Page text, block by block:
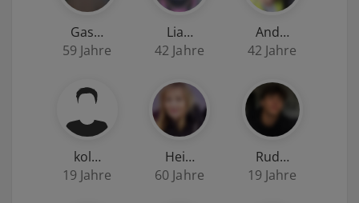
Gas…
59 Jahre
Lia…
42 Jahre
And…
42 Jahre
kol…
19 Jahre
Hei…
60 Jahre
Rud…
19 Jahre